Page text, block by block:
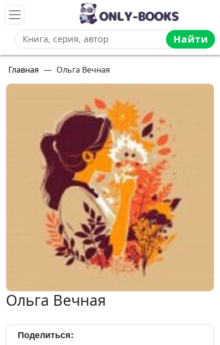
Найти
Главная — Ольга Вечная
Ольга Вечная
Поделиться: